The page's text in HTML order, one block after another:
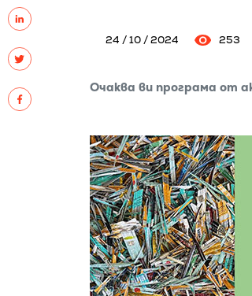
24 / 10 / 2024 253
Очаква ви програма от